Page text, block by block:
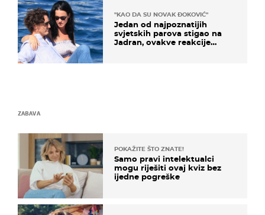
"KAO DA SU NOVAK ĐOKOVIĆ"
Jedan od najpoznatijih
svjetskih parova stigao na
Jadran, ovakve reakcije
ZABAVA
POKAŽITE ŠTO ZNATE!
Samo pravi intelektualci
mogu riješiti ovaj kviz bez
ijedne pogreške